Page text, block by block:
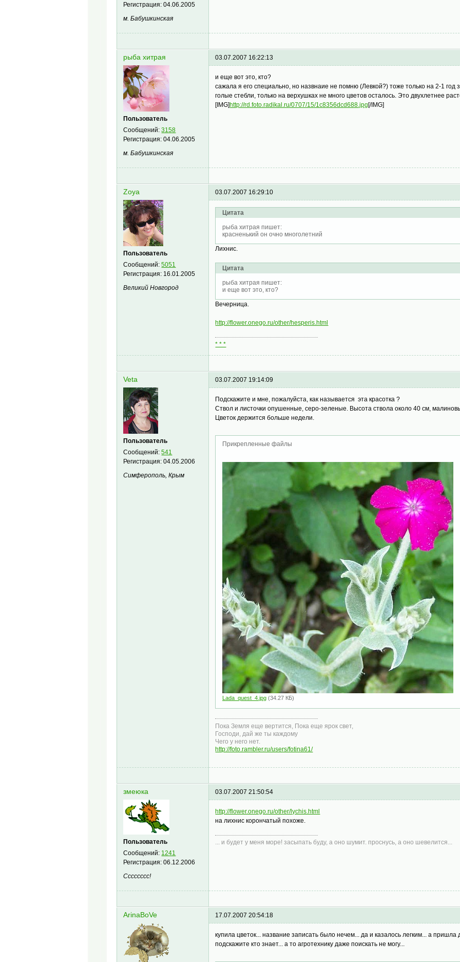
Регистрация:04.06.2005
м. Бабушкинская
рыба хитрая
Пользователь
Сообщений:3158
Регистрация:04.06.2005
м. Бабушкинская
03.07.2007 16:22:13
и еще вот это, кто?
сажала я его специально, но назвнаие не помню (Левкой?) тоже только на 2-1
голые стебли, только на верхушках не много цветов осталось. Это двухлетнее
[IMG]http://rd.foto.radikal.ru/0707/15/1c8356dcd688.jpg[/IMG]
Zoya
Пользователь
Сообщений:5051
Регистрация: 16.01.2005
Великий Новгород
03.07.2007 16:29:10
Цитата
рыба хитрая пишет:
красненький он очно многолетний
Лихнис.
Цитата
рыба хитрая пишет:
и еще вот это, кто?
Вечерница.
http://flower.onego.ru/other/hesperis.html
* * *
Veta
Пользователь
Сообщений:541
Регистрация:04.05.2006
Симферополь, Крым
03.07.2007 19:14:09
Подскажите и мне, пожалуйста, как называется эта красотка ?
Ствол и листочки опушенные, серо-зеленые. Высота ствола около 40 см,
Цветок держится больше недели.
Прикрепленные файлы
Lada_quest_4.jpg (34.27 КБ)
Пока Земля еще веpтится, Пока еще яpок свет,
Господи, дай же ты каждому
Чего у него нет.
http://foto.rambler.ru/users/fotina61/
змеюка
Пользователь
Сообщений: 1241
Регистрация:06.12.2006
Cccccccc!
03.07.2007 21:50:54
http://flower.onego.ru/other/lychis.html
на лихнис корончатый похоже.
... и будет у меня море! засыпать буду, а оно шумит. проснусь, а оно шевелится...
ArinaBoVe 17.07.2007 20:54:18
купила цветок... название записать было нечем... да и казалось легким... а
подскажите кто знает... а то агротехнику даже поискать не могу...